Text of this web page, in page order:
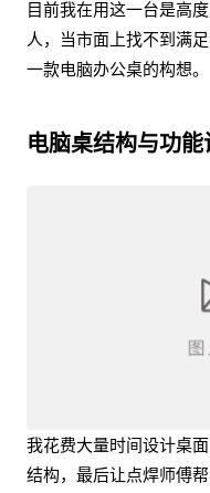
目前我在用这一台是高
人，当市面上找不到满
一款电脑办公桌的构想。
电脑桌结构与功能
我花费大量时间设计桌
结构，最后让点焊师傅